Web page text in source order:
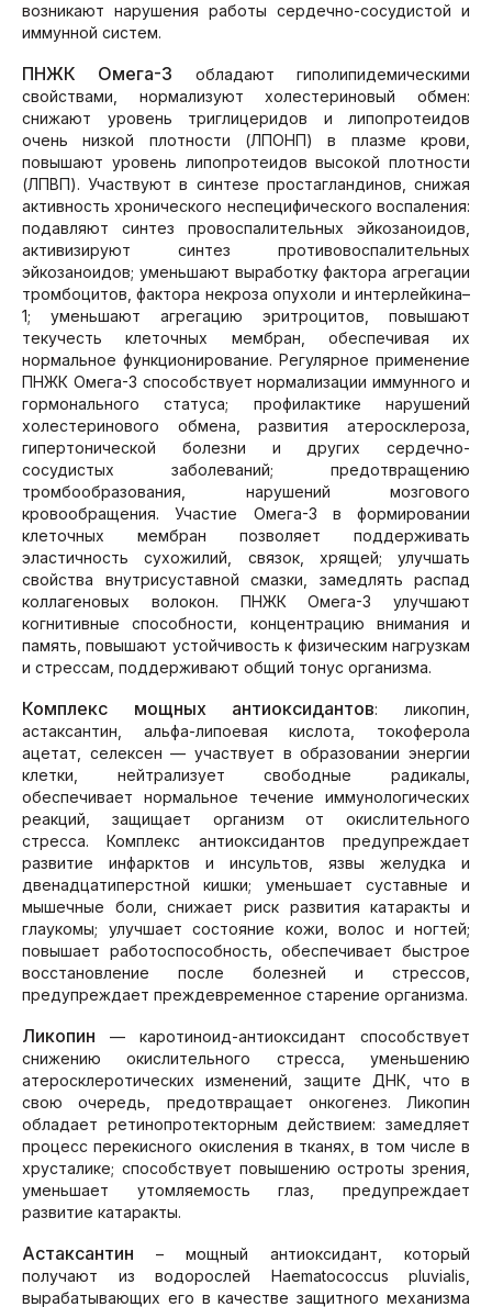
возникают нарушения работы сердечно-сосудистой и
иммунной систем.
ПНЖК Омега-3
обладают гиполипидемическими
свойствами, нормализуют холестериновый обмен:
снижают уровень триглицеридов и липопротеидов
очень низкой плотности (ЛПОНП) в плазме крови,
повышают уровень липопротеидов высокой плотности
(ЛПВП). Участвуют в синтезе простагландинов, снижая
активность хронического неспецифического воспаления:
подавляют синтез провоспалительных эйкозаноидов,
активизируют синтез противовоспалительных
эйкозаноидов; уменьшают выработку фактора агрегации
тромбоцитов, фактора некроза опухоли и интерлейкина–
1; уменьшают агрегацию эритроцитов, повышают
текучесть клеточных мембран, обеспечивая их
нормальное функционирование. Регулярное применение
ПНЖК Омега-3 способствует нормализации иммунного и
гормонального статуса; профилактике нарушений
холестеринового обмена, развития атеросклероза,
гипертонической болезни и других сердечно-
сосудистых заболеваний; предотвращению
тромбообразования, нарушений мозгового
кровообращения. Участие Омега-3 в формировании
клеточных мембран позволяет поддерживать
эластичность сухожилий, связок, хрящей; улучшать
свойства внутрисуставной смазки, замедлять распад
коллагеновых волокон. ПНЖК Омега-3 улучшают
когнитивные способности, концентрацию внимания и
память, повышают устойчивость к физическим нагрузкам
и стрессам, поддерживают общий тонус организма.
Комплекс мощных антиоксидантов: ликопин,
астаксантин, альфа-липоевая кислота, токоферола
ацетат, селексен — участвует в образовании энергии
клетки, нейтрализует свободные радикалы,
обеспечивает нормальное течение иммунологических
реакций, защищает организм от окислительного
стресса. Комплекс антиоксидантов предупреждает
развитие инфарктов и инсультов, язвы желудка и
двенадцатиперстной кишки; уменьшает суставные и
мышечные боли, снижает риск развития катаракты и
глаукомы; улучшает состояние кожи, волос и ногтей;
повышает работоспособность, обеспечивает быстрое
восстановление после болезней и стрессов,
предупреждает преждевременное старение организма.
Ликопин — каротиноид-антиоксидант способствует
снижению окислительного стресса, уменьшению
атеросклеротических изменений, защите ДНК, что в
свою очередь, предотвращает онкогенез. Ликопин
обладает ретинопротекторным действием: замедляет
процесс перекисного окисления в тканях, в том числе в
хрусталике; способствует повышению остроты зрения,
уменьшает утомляемость глаз, предупреждает
развитие катаракты.
Астаксантин – мощный антиоксидант, который
получают из водорослей Haematococcus pluvialis,
вырабатывающих его в качестве защитного механизма